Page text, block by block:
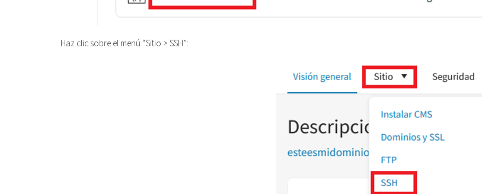
Haz clic sobre el menú “Sitio > SSH”: